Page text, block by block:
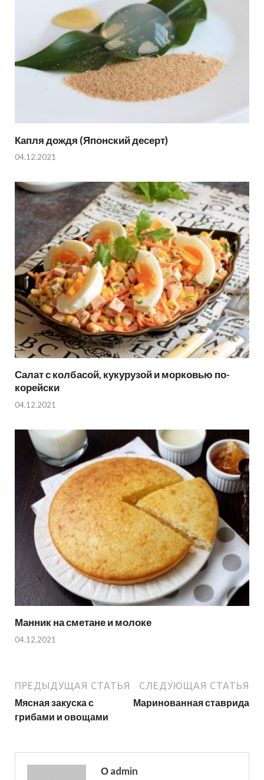
Капля дождя (Японский десерт)
04.12.2021
Салат с колбасой, кукурузой и морковью по-
корейски
04.12.2021
Манник на сметане и молоке
04.12.2021
ПРЕДЫДУЩАЯ СТАТЬЯ
Мясная закуска с
грибами и овощами
СЛЕДУЮЩАЯ СТАТЬЯ
Маринованная ставрида
О admin